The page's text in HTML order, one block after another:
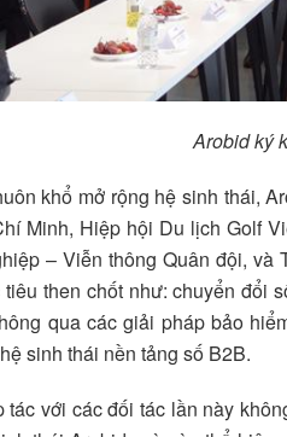
Arobid ký
khổ mở rộng hệ sinh thái,
Minh, Hiệp hội Du lịch Golf
– Viễn thông Quân đội, và
tiêu then chốt như: chuyển đổi
qua các giải pháp bảo
sinh thái nền tảng số B2B.
tác với các đối tác lần này